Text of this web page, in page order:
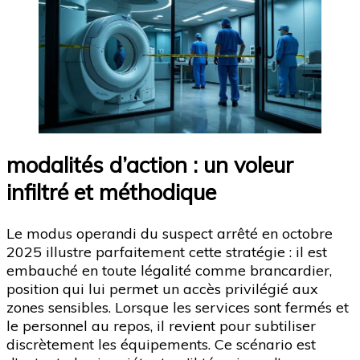
modalités d’action : un voleur
infiltré et méthodique
Le modus operandi du suspect arrêté en octobre
2025 illustre parfaitement cette stratégie : il est
embauché en toute légalité comme brancardier,
position qui lui permet un accès privilégié aux
zones sensibles. Lorsque les services sont fermés et
le personnel au repos, il revient pour subtiliser
discrètement les équipements. Ce scénario est